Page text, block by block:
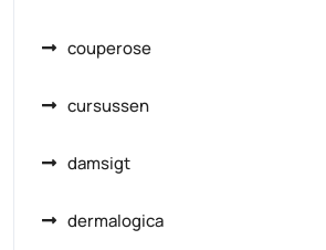
couperose
cursussen
damsigt
dermalogica